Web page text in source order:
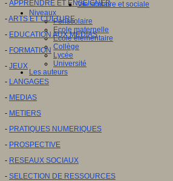
Vie scolaire et sociale
Niveaux
Périscolaire
Ecole maternelle
Ecole élémentaire
Collège
Lycée
Université
Les auteurs
- APPRENDRE ET ENSEIGNER
-ARTS ET CULTURE
- EDUCATION AUX MEDIAS
- FORMATION
- JEUX
- LANGAGES
- MEDIAS
- METIERS
- PRATIQUES NUMERIQUES
- PROSPECTIVE
- RESEAUX SOCIAUX
- SELECTION DE RESSOURCES